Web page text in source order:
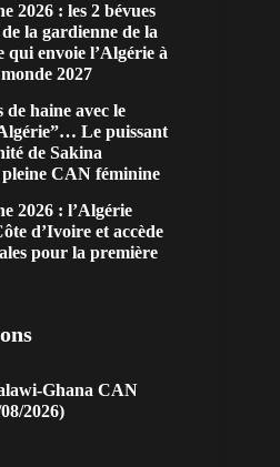
2026 : les 2 bévues
la gardienne de la
qui envoie l’Algérie à
2027
haine avec le
Le puissant
de Sakina
CAN féminine
2026 : l’Algérie
d’Ivoire et accède
pour la première
Ghana CAN
2026)